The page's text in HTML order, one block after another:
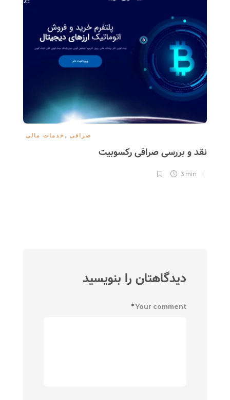
خدمات مالی , صرافی
نقد و بررسی صرافی رکسوبیت
3 min
دیدگاهتان را بنویسید
Your comment
*